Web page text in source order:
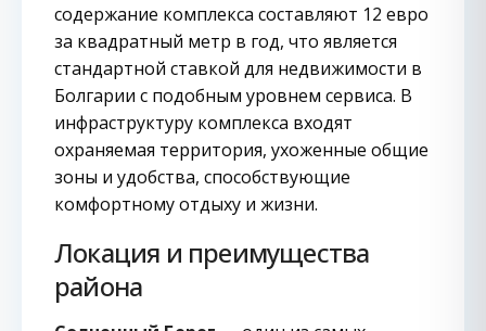
содержание комплекса составляют 12 евро
за квадратный метр в год, что является
стандартной ставкой для недвижимости в
Болгарии с подобным уровнем сервиса. В
инфраструктуру комплекса входят
охраняемая территория, ухоженные общие
зоны и удобства, способствующие
комфортному отдыху и жизни.
Локация и преимущества
района